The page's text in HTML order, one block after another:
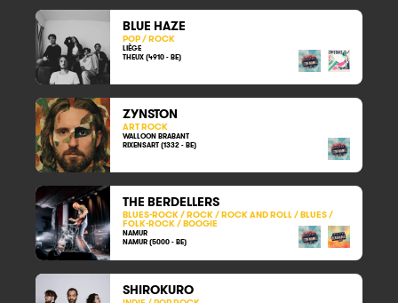
BLUE HAZE
POP / ROCK
LIÈGE
THEUX (4910 - BE)
ZYNSTON
ART ROCK
WALLOON BRABANT
RIXENSART (1332 - BE)
THE BERDELLERS
BLUES-ROCK / ROCK / ROCK AND ROLL / BLUES /
FOLK-ROCK / BOOGIE
NAMUR
NAMUR (5000 - BE)
SHIROKURO